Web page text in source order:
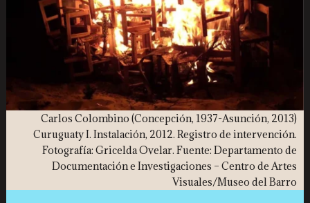
Carlos Colombino (Concepción, 1937-Asunción, 2013)
Curuguaty I. Instalación, 2012. Registro de intervención.
Fotografía: Gricelda Ovelar. Fuente: Departamento de
Documentación e Investigaciones – Centro de Artes
Visuales/Museo del Barro